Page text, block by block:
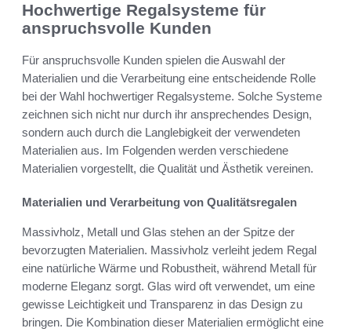
Hochwertige Regalsysteme für
anspruchsvolle Kunden
Für anspruchsvolle Kunden spielen die Auswahl der
Materialien und die Verarbeitung eine entscheidende Rolle
bei der Wahl hochwertiger Regalsysteme. Solche Systeme
zeichnen sich nicht nur durch ihr ansprechendes Design,
sondern auch durch die Langlebigkeit der verwendeten
Materialien aus. Im Folgenden werden verschiedene
Materialien vorgestellt, die Qualität und Ästhetik vereinen.
Materialien und Verarbeitung von Qualitätsregalen
Massivholz, Metall und Glas stehen an der Spitze der
bevorzugten Materialien. Massivholz verleiht jedem Regal
eine natürliche Wärme und Robustheit, während Metall für
moderne Eleganz sorgt. Glas wird oft verwendet, um eine
gewisse Leichtigkeit und Transparenz in das Design zu
bringen. Die Kombination dieser Materialien ermöglicht eine